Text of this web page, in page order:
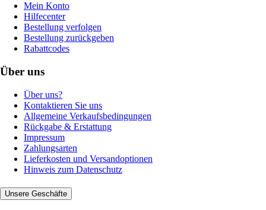
Mein Konto
Hilfecenter
Bestellung verfolgen
Bestellung zurückgeben
Rabattcodes
Über uns
Über uns?
Kontaktieren Sie uns
Allgemeine Verkaufsbedingungen
Rückgabe & Erstattung
Impressum
Zahlungsarten
Lieferkosten und Versandoptionen
Hinweis zum Datenschutz
Unsere Geschäfte